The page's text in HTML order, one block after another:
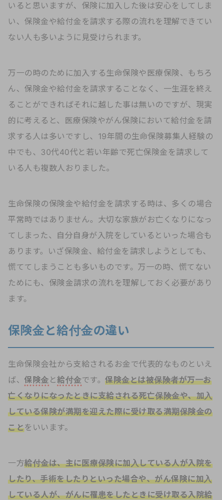
いると思いますが、保険に加入した後は安心をしてしま
い、保険金や給付金を請求する際の流れを理解できてい
ない人も多いように見受けられます。
万一の時のために加入する生命保険や医療保険、もちろ
ん、保険金や給付金を請求することなく、一生涯を終え
ることができればそれに越した事は無いのですが、現実
的に考えると、医療保険やがん保険において給付金を請
求する人は多いですし、19年間の生命保険募集人経験の
中でも、30代40代と若い年齢で死亡保険金を請求して
いる人も複数人おりました。
生命保険の保険金や給付金を請求する時は、多くの場合
平常時ではありません。大切な家族がお亡くなりになっ
てしまった、自分自身が入院をしているといった場合も
あります。いざ保険金、給付金を請求しようとしても、
慌ててしまうことも多いものです。万一の時、慌てない
ためにも、保険金請求の流れを理解しておく必要があり
ます。
保険金と給付金の違い
生命保険会社から支給されるお金で代表的なものといえ
ば、 保険金 と給付金です。 保険金とは被保険者が万一お
亡くなりになったときに支給される死亡保険金や、加入
している保険が満期を迎えた際に受け取る満期保険金の
ことをいいます。
一方給付金は、主に医療保険に加入している人が入院を
したり、手術をしたりといった場合や、がん保険に加入
している人が、がんに罹患をしたときに受け取る入院給